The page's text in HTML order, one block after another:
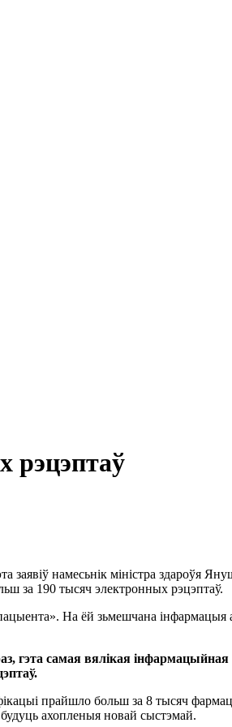
рэцэптаў
намесьнік міністра здароўя
за 190 тысяч электронных рэцэптаў.
На ёй зьмешчана інфармацыя
гэта самая вялікая
прайшло больш за 8 тысяч
ахопленыя новай сыстэмай.